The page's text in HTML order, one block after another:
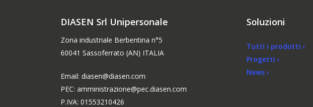
DIASEN Srl Unipersonale
Zona industriale Berbentina n°5
60041 Sassoferrato (AN) ITALIA
Email: diasen@diasen.com
PEC: amministrazione@pec.diasen.com
P.IVA: 01553210426
Soluzioni
Tutti i prodotti ›
Progetti ›
News ›